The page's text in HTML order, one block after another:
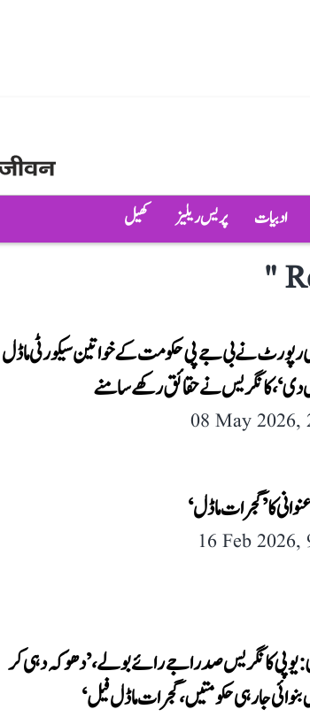
ادبیات پریس ریلیز کھیل
"
رپورٹ نے بی جے پی حکومت کے خواتین سیکورٹی ماڈل
دی‘، کانگریس نے حقائق رکھے سامنے
08 May 2026,
کا ’گجرات ماڈل‘
16 Feb 2026,
کانگریس صدر اجے رائے بولے، ’دھوکہ دہی کر
جا رہی حکومتیں، گجرات ماڈل فیل‘